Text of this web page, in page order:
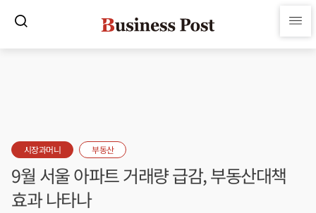
시장과머니 부동산
9월 서울 아파트 거래량 급감, 부동산대책
효과 나타나